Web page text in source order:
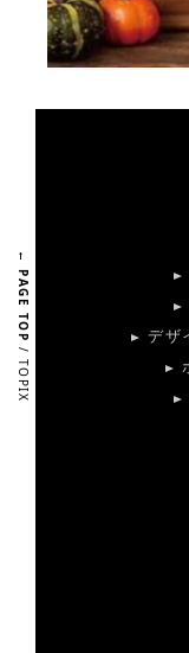
← PAGE TOP
/ TOPIX
デザ